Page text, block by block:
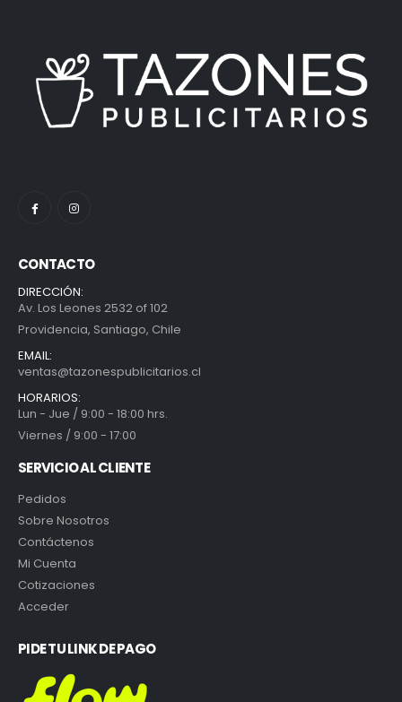
CONTACTO
DIRECCIÓN:
Av. Los Leones 2532 of 102
Providencia, Santiago, Chile
EMAIL:
ventas@tazonespublicitarios.cl
HORARIOS:
Lun - Jue / 9:00 - 18:00 hrs.
Viernes / 9:00 - 17:00
SERVICIO AL CLIENTE
Pedidos
Sobre Nosotros
Contáctenos
Mi Cuenta
Cotizaciones
Acceder
PIDE TU LINK DE PAGO